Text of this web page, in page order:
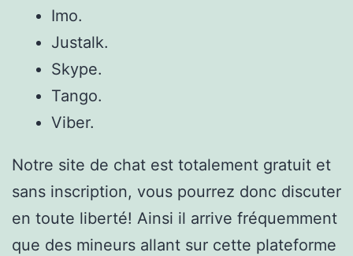
Imo.
Justalk.
Skype.
Tango.
Viber.
Notre site de chat est totalement gratuit et
sans inscription, vous pourrez donc discuter
en toute liberté! Ainsi il arrive fréquemment
que des mineurs allant sur cette plateforme